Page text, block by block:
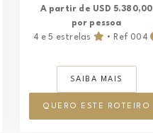
A partir de USD 5.380,00
por pessoa
4 e 5 estrelas
• Ref 004
SAIBA MAIS
QUERO ESTE ROTEIRO